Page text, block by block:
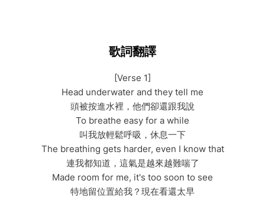
歌詞翻譯
[Verse 1]
Head underwater and they tell me
頭被按進水裡，他們卻還跟我說
To breathe easy for a while
叫我放輕鬆呼吸，休息一下
The breathing gets harder, even I know that
連我都知道，這氣是越來越難喘了
Made room for me, it's too soon to see
特地留位置給我？現在看還太早